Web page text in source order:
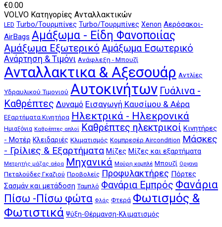
€0.00
VOLVO Κατηγορίες Ανταλλακτικών
LED Turbo/Τουρμπίνες Turbo/Τουρμπίνες Xenon Αερόσακοι-
AirBags Αμάξωμα - Είδη Φανοποιίας
Αμάξωμα Εξωτερικό Αμάξωμα Εσωτερικό
Ανάρτηση & Τιμόνι Ανάφλεξη - Μπουζί
Ανταλλακτικα & Αξεσουάρ Αντλίες
Υδραυλικού Τιμονιού Αυτοκινήτων Γυάλινα -
Καθρέπτες Δυναμό Εισαγωγή Καυσίμου & Αέρα
Εξαρτήματα Κινητήρα Ηλεκτρικά - Ηλεκρονικά
Ημιαξόνια Καθρέπτες απλοί Καθρέπτες ηλεκτρικοί Κινητήρες
- Μοτέρ Κλειδαριές Κλιματισμός Κομπρεσέρ Aircondition Μάσκες
- Γρίλιες & Εξαρτήματα Μίζες Μίζες και εξαρτήματα
Μετρητής μάζας αέρα Μηχανικά Μούρη κομπλέ Μπουζί Οργανα
Πεταλούδες Γκαζιού Προβολείς Προφυλακτήρες Πόρτες
Σασμάν και μετάδοση Ταμπλό Φανάρια Εμπρός Φανάρια
Πίσω -Πίσω φώτα Φλάς Φτερά Φωτισμός &
Φωτιστικά Ψύξη-Θέρμανση-Κλιματισμός